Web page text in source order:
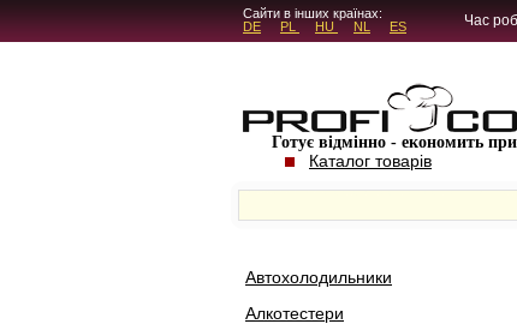
Сайти в інших країнах:
DE
PL HU NL ES Час
Готує відмінно - економить
Каталог товарів
Автохолодильники
Алкотестери